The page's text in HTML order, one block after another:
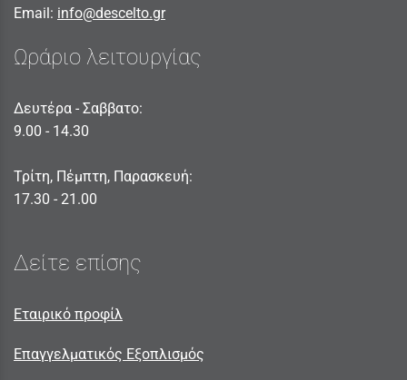
Email: info@descelto.gr
Ωράριο λειτουργίας
Δευτέρα - Σαββατο:
9.00 - 14.30
Τρίτη, Πέμπτη, Παρασκευή:
17.30 - 21.00
Δείτε επίσης
Εταιρικό προφίλ
Επαγγελματικός Εξοπλισμός